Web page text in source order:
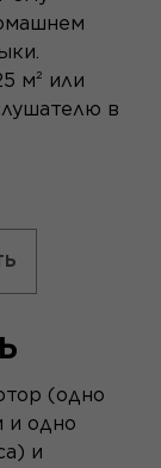
м² или
в
(одно
и одно
и